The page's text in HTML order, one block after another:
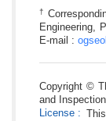
†
Engineering,
E-mail :
Copyright ©
and Inspection
License :